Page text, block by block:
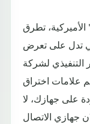
تطرق
تدل على تعرض
التنفيذي لشركة
علامات اختراق
على جهازك، لا
جهازي الاتصال